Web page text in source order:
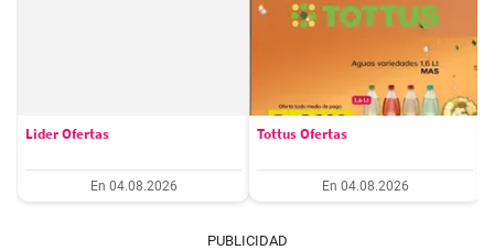
Lider Ofertas
En 04.08.2026
Tottus Ofertas
En 04.08.2026
PUBLICIDAD